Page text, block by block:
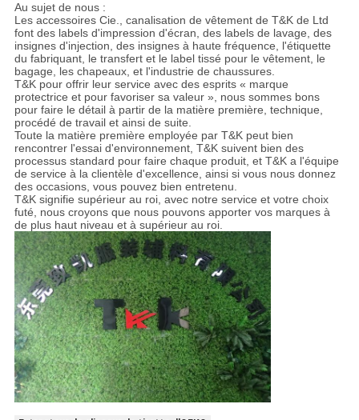
Au sujet de nous :
Les accessoires Cie., canalisation de vêtement de T&K de Ltd
font des labels d'impression d'écran, des labels de lavage, des
insignes d'injection, des insignes à haute fréquence, l'étiquette
du fabriquant, le transfert et le label tissé pour le vêtement, le
bagage, les chapeaux, et l'industrie de chaussures.
T&K pour offrir leur service avec des esprits « marque
protectrice et pour favoriser sa valeur », nous sommes bons
pour faire le détail à partir de la matière première, technique,
procédé de travail et ainsi de suite.
Toute la matière première employée par T&K peut bien
rencontrer l'essai d'environnement, T&K suivent bien des
processus standard pour faire chaque produit, et T&K a l'équipe
de service à la clientèle d'excellence, ainsi si vous nous donnez
des occasions, vous pouvez bien entretenu.
T&K signifie supérieur au roi, avec notre service et votre choix
futé, nous croyons que nous pouvons apporter vos marques à
de plus haut niveau et à supérieur au roi.